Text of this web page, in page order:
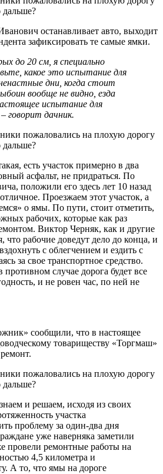
останавливает авто, выходит
зафиксировать те самые ямки.
до 20 см, я специально
какое это испытание для
дни, когда стоит
вообще не видно, езда
испытание для
говорит дачник.
есть участок примерно в два
асфальт, не придраться. По
положили его здесь лет 10 назад
Проезжаем этот участок, а
о ямы. По пути, стоит отметить,
рабочих, которые как раз
Виктор Черняк, как и другие
что рабочие доведут дело до конца, и
с облегчением и ездить с
за свое транспортное средство.
случае дорога будет все
и не ровен час, по ней не
сообщили, что в настоящее
товариществу «Торгмаш»
и решаем, исходя из своих
участка
проблему за один-два дня
уже наверняка заметили
провели ремонтные работы на
4,5 километра и
А то, что ямы на дороге